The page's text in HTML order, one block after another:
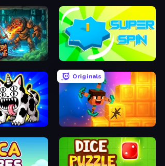
Super Spin
Originals
Merge & Dig!